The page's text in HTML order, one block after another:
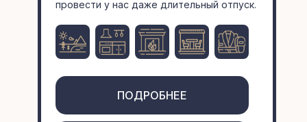
провести у нас даже длительный отпуск.
ПОДРОБНЕЕ